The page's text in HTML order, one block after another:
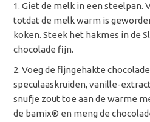
Giet de melk in een steelpan.
totdat de melk warm is
koken. Steek het hakmes in de
chocolade fijn.
Voeg de fijngehakte
speculaaskruiden, vanille-
snufje zout toe aan de warme
de bamix® en meng de